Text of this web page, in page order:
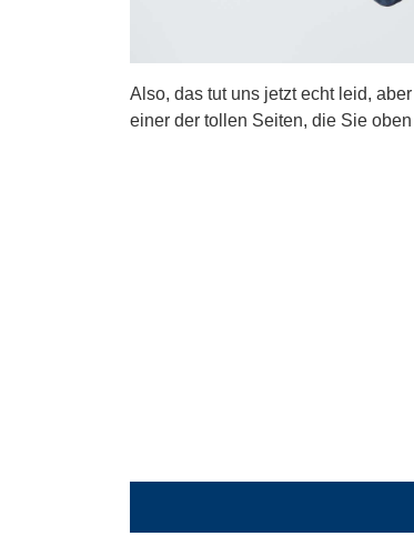
Also, das tut uns jetzt echt leid,
einer der tollen Seiten, die Sie